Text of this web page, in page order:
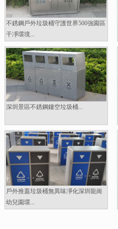
不銹鋼戶外垃圾桶守護世界500強園區
干凈環境...
深圳景區不銹鋼鏤空垃圾桶...
戶外推蓋垃圾桶無異味凈化深圳龍崗
幼兒園環...